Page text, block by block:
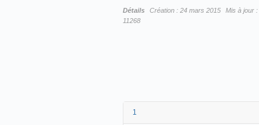
Détails Création : 24 mars 2015 Mis à jour :
11268
1